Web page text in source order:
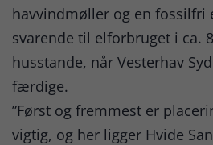
havvindmøller og en fossilfri
svarende til elforbruget i ca.
husstande, når Vesterhav
færdige.
”Først og fremmest er
vigtig, og her ligger Hvide